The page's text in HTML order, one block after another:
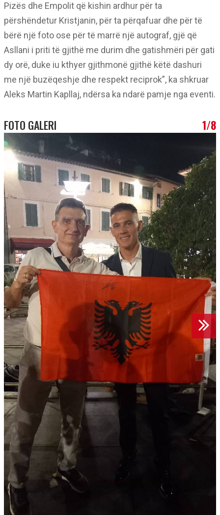
Pizës dhe Empolit që kishin ardhur për ta
përshëndetur Kristjanin, për ta përqafuar dhe për të
bërë një foto ose për të marrë një autograf, gjë që
Asllani i priti të gjithë me durim dhe gatishmëri për gati
dy orë, duke iu kthyer gjithmonë gjithë këtë dashuri
me një buzëqeshje dhe respekt reciprok”, ka shkruar
Aleks Martin Kapllaj, ndërsa ka ndarë pamje nga eventi.
FOTO GALERI 1/8